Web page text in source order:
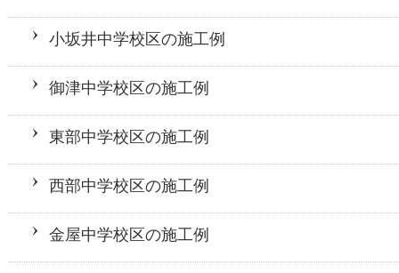
小坂井中学校区の施工例
御津中学校区の施工例
東部中学校区の施工例
西部中学校区の施工例
金屋中学校区の施工例